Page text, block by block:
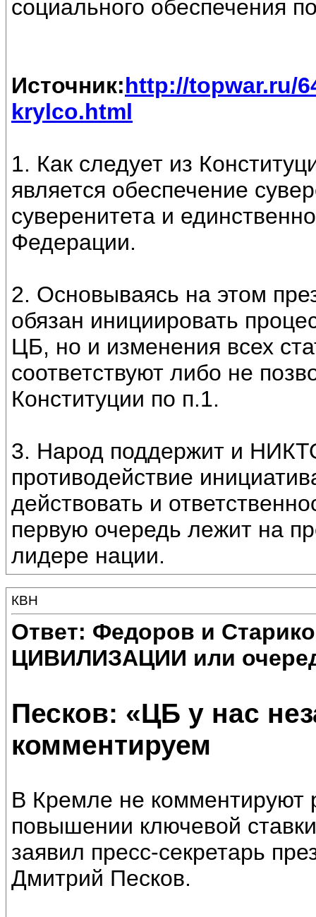
социального обеспечения
Источник:http://topwar.ru/
krylco.html
1. Как следует из
является обеспечение
суверенитета и
Федерации.
2. Основываясь на этом
обязан инициировать
ЦБ, но и изменения всех
соответствуют либо не
Конституции по п.1.
3. Народ поддержит и
противодействие
действовать и
первую очередь лежит на
лидере нации.
КВН
Ответ: Федоров и
ЦИВИЛИЗАЦИИ или
Песков: «ЦБ у нас
комментируем
В Кремле не комментируют
повышении ключевой
заявил пресс-секретарь
Дмитрий Песков.